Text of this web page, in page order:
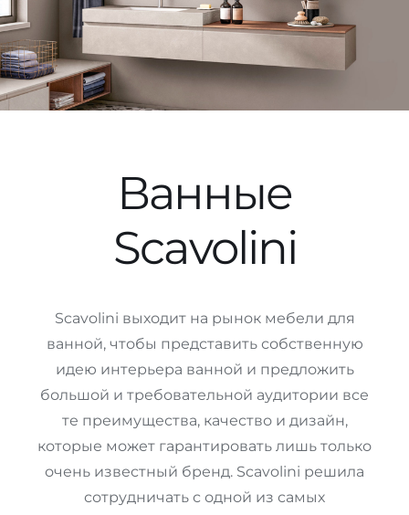
Ванные
Scavolini
Scavolini выходит на рынок мебели для
ванной, чтобы представить собственную
идею интерьера ванной и предложить
большой и требовательной аудитории все
те преимущества, качество и дизайн,
которые может гарантировать лишь только
очень известный бренд. Scavolini решила
сотрудничать с одной из самых